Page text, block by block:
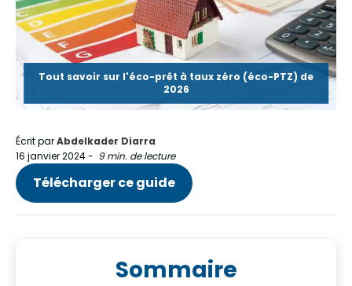
Tout savoir sur l'éco-prêt à taux zéro (éco-PTZ) de
2026
Écrit parAbdelkader Diarra
16 janvier 2024- 9 min. de lecture
Télécharger ce guide
Sommaire